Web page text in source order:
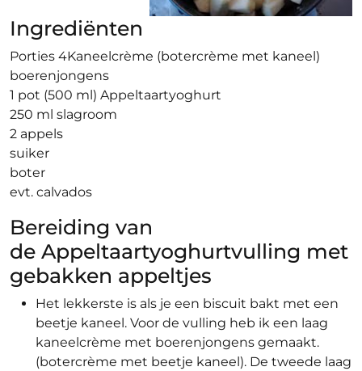
Ingrediënten
Porties 4Kaneelcrème (botercrème met kaneel)
boerenjongens
1 pot (500 ml) Appeltaartyoghurt
250 ml slagroom
2 appels
suiker
boter
evt. calvados
Bereiding van
de Appeltaartyoghurtvulling met
gebakken appeltjes
Het lekkerste is als je een biscuit bakt met een
beetje kaneel. Voor de vulling heb ik een laag
kaneelcrème met boerenjongens gemaakt.
(botercrème met beetje kaneel). De tweede laag